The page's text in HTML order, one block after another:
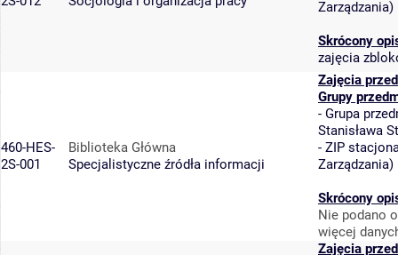
Zarządzania)
Skrócony
zajęcia
460-HES-
2S-001
Biblioteka Główna
Specjalistyczne źródła informacji
Zajęcia
Grupy
- Grupa
Stanisława
- ZIP
Zarządzania)
Skrócony
Nie podano
więcej
Zajęcia